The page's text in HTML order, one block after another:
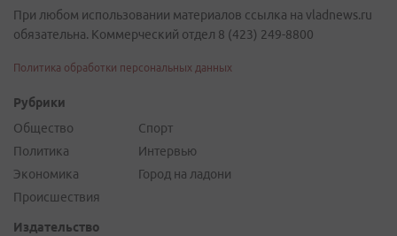
При любом использовании материалов ссылка на vladnews.ru
обязательна. Коммерческий отдел 8 (423) 249-8800
Политика обработки персональных данных
Рубрики
Общество
Политика
Экономика
Происшествия
Спорт
Интервью
Город на ладони
Издательство